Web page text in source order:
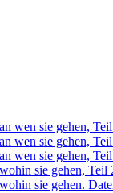
wen sie gehen,
wen sie gehen,
wen sie gehen,
sie gehen, Teil
sie gehen.